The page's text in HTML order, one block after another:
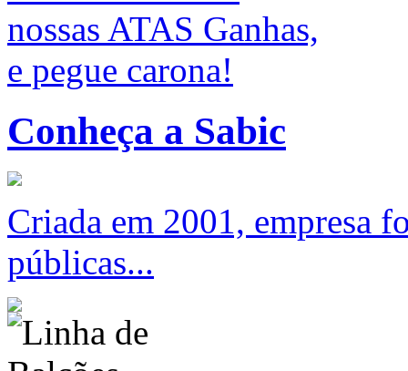
nossas ATAS Ganhas,
e pegue carona!
Conheça a Sabic
Criada em 2001, empresa
públicas...